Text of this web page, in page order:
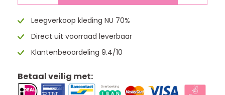
Leegverkoop kleding NU 70%
Direct uit voorraad leverbaar
Klantenbeoordeling 9.4/10
Betaal veilig met: